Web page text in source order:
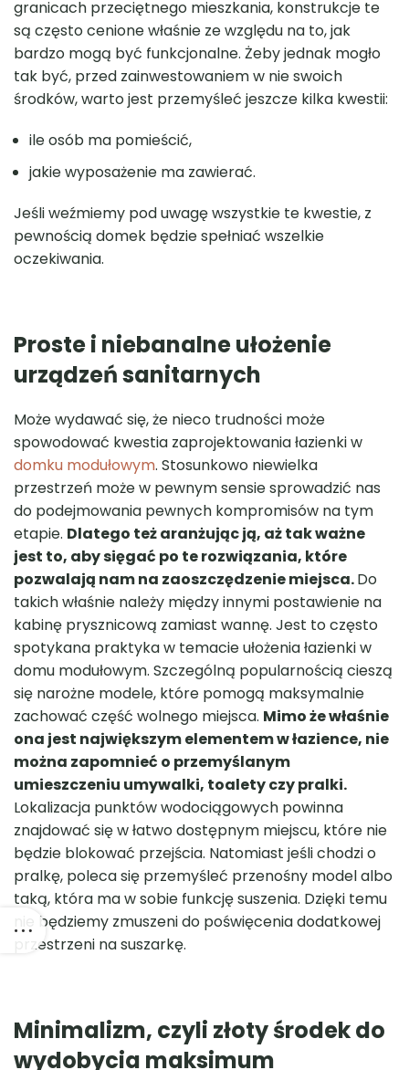
granicach przeciętnego mieszkania, konstrukcje te
są często cenione właśnie ze względu na to, jak
bardzo mogą być funkcjonalne. Żeby jednak mogło
tak być, przed zainwestowaniem w nie swoich
środków, warto jest przemyśleć jeszcze kilka kwestii:
ile osób ma pomieścić,
jakie wyposażenie ma zawierać.
Jeśli weźmiemy pod uwagę wszystkie te kwestie, z
pewnością domek będzie spełniać wszelkie
oczekiwania.
Proste i niebanalneułożenie
urządzeń sanitarnych
Może wydawać się, że nieco trudności może
spowodować kwestia zaprojektowania łazienki w
domku modułowym. Stosunkowo niewielka
przestrzeń może w pewnym sensie sprowadzić nas
do podejmowania pewnych kompromisów na tym
etapie. Dlatego też aranżując ją, aż tak ważne
jest to, aby sięgać po te rozwiązania, które
pozwalają nam na zaoszczędzenie miejsca.Do
takich właśnie należy między innymi postawienie na
kabinę prysznicową zamiast wannę. Jest to często
spotykana praktyka w temacie ułożenia łazienki w
domu modułowym. Szczególną popularnością cieszą
się narożne modele, które pomogą maksymalnie
zachować część wolnego miejsca. Mimo że właśnie
ona jest największym elementem w łazience, nie
można zapomnieć o przemyślanym
umieszczeniu umywalki, toalety czy pralki.
Lokalizacja punktów wodociągowych powinna
znajdować się w łatwo dostępnym miejscu, które nie
będzie blokować przejścia. Natomiast jeśli chodzi o
pralkę, poleca się przemyśleć przenośny model albo
taką, która ma w sobie funkcję suszenia. Dzięki temu
nie będziemy zmuszeni do poświęcenia dodatkowej
przestrzeni na suszarkę.
Minimalizm, czyli złotyśrodekdo
wydobycia maksimum